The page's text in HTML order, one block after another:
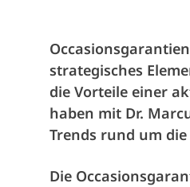
strategisches
die Vorteile einer
haben mit Dr.
Trends rund um
Die